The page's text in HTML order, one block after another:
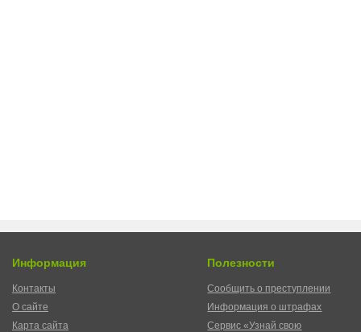
Информация
Контакты
О сайте
Карта сайта
Полезности
Сообщить о преступлении
Информация о штрафах
Сервис «Узнай свою